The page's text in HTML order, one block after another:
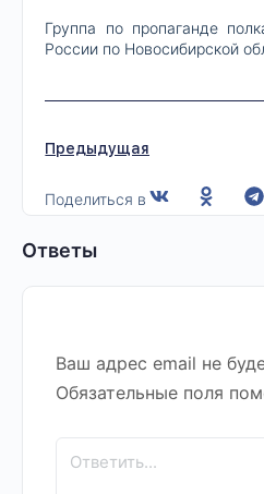
Группа по пропаганде
России по Новосибирской
Предыдущая
Поделиться в
Ответы
Ваш адрес email не
Обязательные поля